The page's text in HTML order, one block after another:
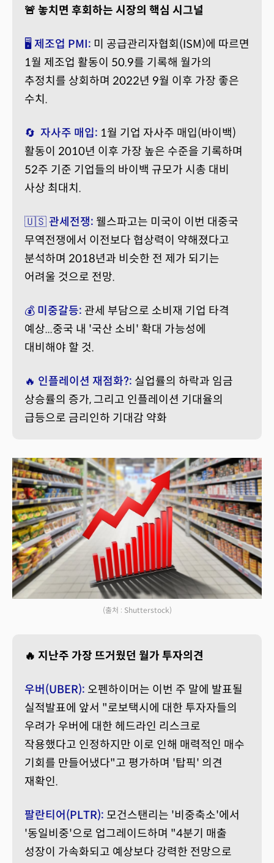
🚨 놓치면 후회하는 시장의 핵심 시그널
🖥️ 제조업 PMI: 미 공급관리자협회(ISM)에 따르면
1월 제조업 활동이 50.9를 기록해 월가의
추정치를 상회하며 2022년 9월 이후 가장 좋은
수치.
🔄 자사주 매입: 1월 기업 자사주 매입(바이백)
활동이 2010년 이후 가장 높은 수준을 기록하며
52주 기준 기업들의 바이백 규모가 시총 대비
사상 최대치.
🇺🇸 관세전쟁: 웰스파고는 미국이 이번 대중국
무역전쟁에서 이전보다 협상력이 약해졌다고
분석하며 2018년과 비슷한 전제가 되기는
어려울 것으로 전망.
💰 미중갈등: 관세 부담으로 소비재 기업 타격
예상...중국 내 '국산 소비' 확대 가능성에
대비해야 할 것.
🔥 인플레이션 재점화?: 실업률의 하락과 임금
상승률의 증가, 그리고 인플레이션 기대율의
급등으로 금리인하 기대감 약화
(출처 : Shutterstock)
🔥 지난주 가장 뜨거웠던 월가 투자의견
우버(UBER): 오펜하이머는 이번 주 말에 발표될
실적발표에 앞서 "로보택시에 대한 투자자들의
우려가 우버에 대한 헤드라인 리스크로
작용했다고 인정하지만 이로 인해 매력적인 매수
기회를 만들어냈다"고 평가하며 '탑픽' 의견
재확인.
팔란티어(PLTR): 모건스탠리는 '비중축소'에서
'동일비중'으로 업그레이드하며 "4분기 매출
성장이 가속화되고 예상보다 강력한 전망으로